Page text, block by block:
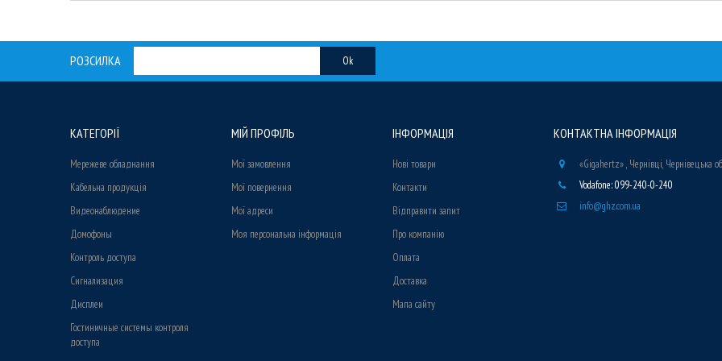
РОЗСИЛКА Ok
КАТЕГОРІЇ
Мережеве обладнання
Кабельна продукція
Видеонаблюдение
Домофоны
Контроль доступа
Сигнализация
Дисплеи
Гостиничные системы контроля
доступа
МІЙ ПРОФІЛЬ
Мої замовлення
Мої повернення
Мої адреси
Моя персональна інформація
ІНФОРМАЦІЯ
Нові товари
Контакти
Відправити запит
Про компанію
Оплата
Доставка
Мапа сайту
КОНТАКТНА ІНФОРМАЦІЯ
«Gigahertz» , Чернівці, Чернівецька
Vodafone: 099-240-0-240
info@ghz.com.ua